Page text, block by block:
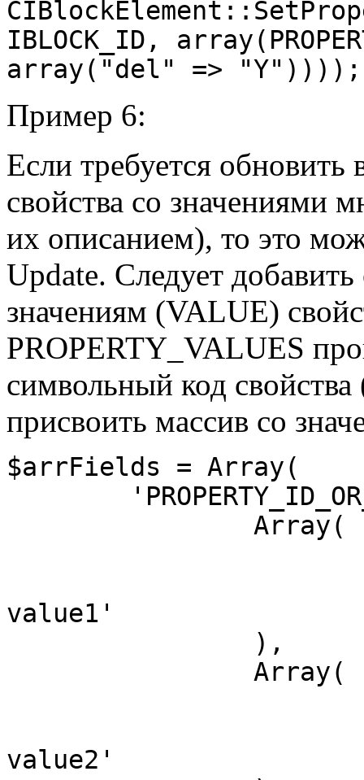
IBLOCK_ID,
Пример 6:
Если требуется обновить
свойства со значениями
их описанием), то это
Update. Следует
значениям (VALUE)
PROPERTY_VALUES
символьный код
присвоить массив со
$arrFields = Array(
value1'
value2'